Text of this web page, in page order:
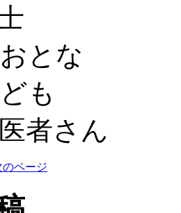
とな
も
者さん
のページ